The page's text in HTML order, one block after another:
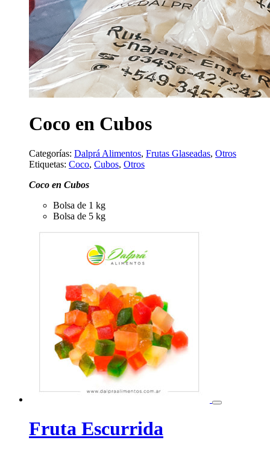
Coco en Cubos
Categorías: Dalprá Alimentos, Frutas Glaseadas, Otros
Etiquetas: Coco, Cubos, Otros
Coco en Cubos
Bolsa de 1 kg
Bolsa de 5 kg
Fruta Escurrida